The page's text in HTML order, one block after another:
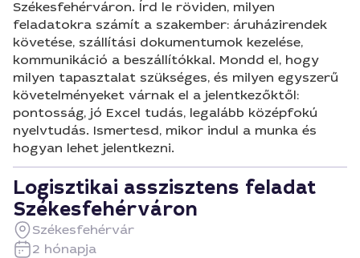
Székesfehérváron. Írd le röviden, milyen
feladatokra számít a szakember: áruházirendek
követése, szállítási dokumentumok kezelése,
kommunikáció a beszállítókkal. Mondd el, hogy
milyen tapasztalat szükséges, és milyen egyszerű
követelményeket várnak el a jelentkezőktől:
pontosság, jó Excel tudás, legalább középfokú
nyelvtudás. Ismertesd, mikor indul a munka és
hogyan lehet jelentkezni.
Logisztikai asszisztens feladat
Székesfehérváron
Székesfehérvár
2 hónapja